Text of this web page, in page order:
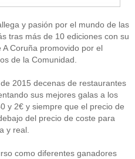
y pasión por el mundo de las
tras más de 10 ediciones con su
Coruña promovido por el
de la Comunidad.
2015 decenas de restaurantes
sus mejores galas a los
y 2€ y siempre que el precio de
del precio de coste para
y real.
como diferentes ganadores